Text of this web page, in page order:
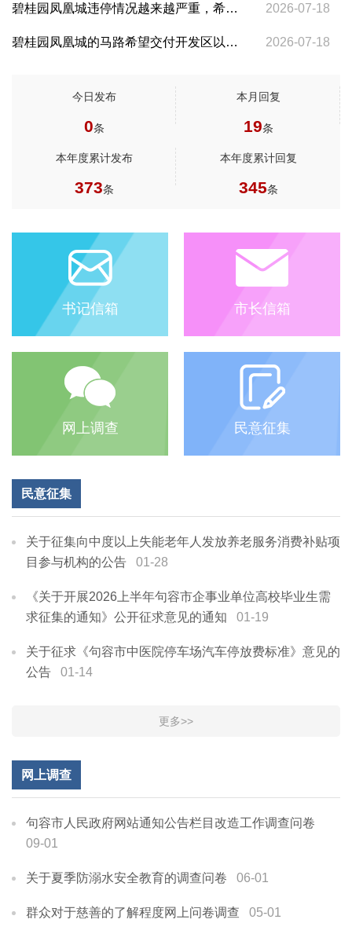
碧桂园凤凰城违停情况越来越严重，希望政府重视和严管 2026-07-18
碧桂园凤凰城的马路希望交付开发区以便通句容市正式公交进入凤凰城区域 2026-07-18
今日发布
0条
本月回复
19条
本年度累计发布
373条
本年度累计回复
345条
书记信箱 市长信箱
网上调查 民意征集
民意征集
关于征集向中度以上失能老年人发放养老服务消费补贴项
目参与机构的公告
01-28
《关于开展2026上半年句容市企事业单位高校毕业生需
求征集的通知》公开征求意见的通知
01-19
关于征求《句容市中医院停车场汽车停放费标准》意见的
公告
01-14
更多>>
网上调查
句容市人民政府网站通知公告栏目改造工作调查问卷
09-01
关于夏季防溺水安全教育的调查问卷 06-01
群众对于慈善的了解程度网上问卷调查 05-01